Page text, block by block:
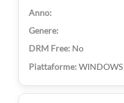
No
WINDOWS